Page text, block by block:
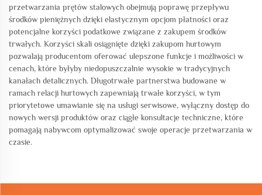
przetwarzania prętów stalowych obejmują poprawę przepływu
środków pieniężnych dzięki elastycznym opcjom płatności oraz
potencjalne korzyści podatkowe związane z zakupem środków
trwałych. Korzyści skali osiągnięte dzięki zakupom hurtowym
pozwalają producentom oferować ulepszone funkcje i możliwości w
cenach, które byłyby niedopuszczalnie wysokie w tradycyjnych
kanałach detalicznych. Długotrwałe partnerstwa budowane w
ramach relacji hurtowych zapewniają trwałe korzyści, w tym
priorytetowe umawianie się na usługi serwisowe, wyłączny dostęp do
nowych wersji produktów oraz ciągłe konsultacje techniczne, które
pomagają nabywcom optymalizować swoje operacje przetwarzania w
czasie.